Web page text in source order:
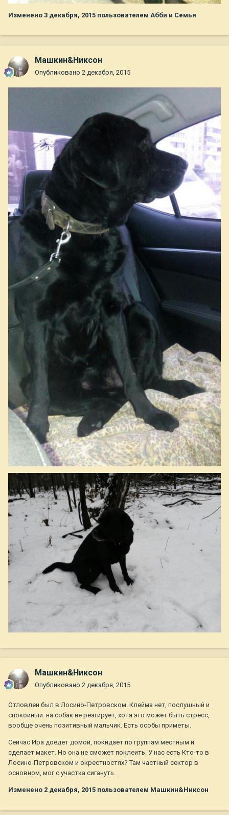
Изменено 3 декабря, 2015 пользователем Абби и Семья
Машкин&Никсон
Опубликовано 2 декабря, 2015
Машкин&Никсон
Опубликовано 2 декабря, 2015
Отловлен был в Лосино-Петровском. Клейма нет, послушный и
спокойный. на собак не реагирует, хотя это может быть стресс,
вообще очень позитивный мальчик. Есть особы приметы.
Сейчас Ира доедет домой, покидает по группам местным и
сделает макет. Но она не сможет поклеить. У нас есть Кто-то в
Лосино-Петровском и окрестностях? Там частный сектор в
основном, мог с участка сигануть.
Изменено 2 декабря, 2015 пользователем Машкин&Никсон